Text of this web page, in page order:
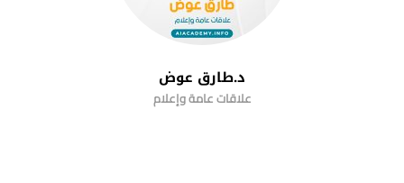
د.طارق عوض
علاقات عامة وإعلام